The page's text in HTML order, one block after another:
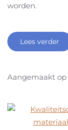
worden.
Lees verder
Aangemaakt op